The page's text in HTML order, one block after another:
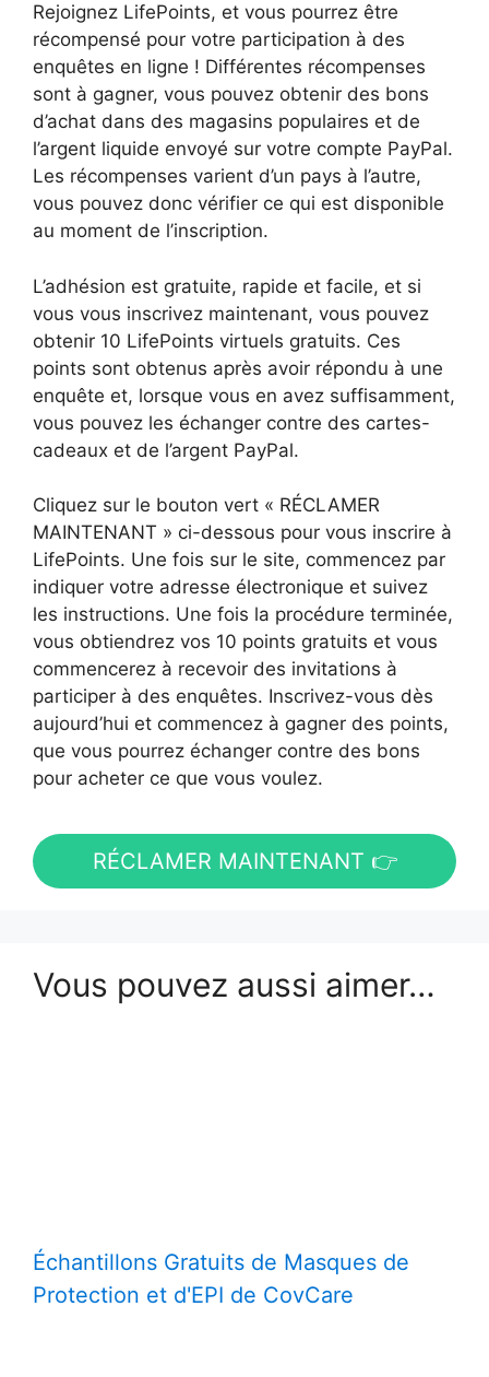
Rejoignez LifePoints, et vous pourrez être
récompensé pour votre participation à des
enquêtes en ligne ! Différentes récompenses
sont à gagner, vous pouvez obtenir des bons
d’achat dans des magasins populaires et de
l’argent liquide envoyé sur votre compte PayPal.
Les récompenses varient d’un pays à l’autre,
vous pouvez donc vérifier ce qui est disponible
au moment de l’inscription.
L’adhésion est gratuite, rapide et facile, et si
vous vous inscrivez maintenant, vous pouvez
obtenir 10 LifePoints virtuels gratuits. Ces
points sont obtenus après avoir répondu à une
enquête et, lorsque vous en avez suffisamment,
vous pouvez les échanger contre des cartes-
cadeaux et de l’argent PayPal.
Cliquez sur le bouton vert « RÉCLAMER
MAINTENANT » ci-dessous pour vous inscrire à
LifePoints. Une fois sur le site, commencez par
indiquer votre adresse électronique et suivez
les instructions. Une fois la procédure terminée,
vous obtiendrez vos 10 points gratuits et vous
commencerez à recevoir des invitations à
participer à des enquêtes. Inscrivez-vous dès
aujourd’hui et commencez à gagner des points,
que vous pourrez échanger contre des bons
pour acheter ce que vous voulez.
RÉCLAMER MAINTENANT 👉
Vous pouvez aussi aimer…
Échantillons Gratuits de Masques de
Protection et d'EPI de CovCare